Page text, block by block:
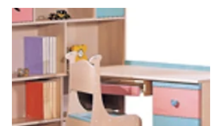
마세요.) - 색상은 2가지로 연분홍과 흰색이 있습니다.. 코드선은 흰색입니다.
> 링크> 이케아 램프 -